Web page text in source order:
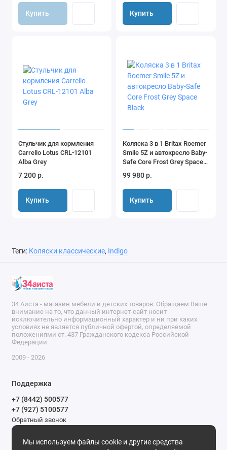
Купить Купить
Стульчик для кормления
Carrello Lotus CRL-12101
Alba Grey
7 200 р.
Купить
Коляска 3 в 1 Britax Roemer
Smile 5Z и автокресло Baby-
Safe Core Frost Grey Space
99 980 р.
Купить
Теги: Коляски классические, Indigo
Мы используем файлы cookie и другие средства
34 Аиста - магазин мебели и детских товаров. Обращаем Ваше
внимание на то, что данный интернет-сайт носит
исключительно информационный характер и ни при каких
условиях не является публичной офертой, определяемой
положениями ст. 437 Гражданского кодекса Российской
Федерации
2009 - 2026
Поддержка
+7 (8442) 500577
+7 (927) 5100577
Обратный звонок